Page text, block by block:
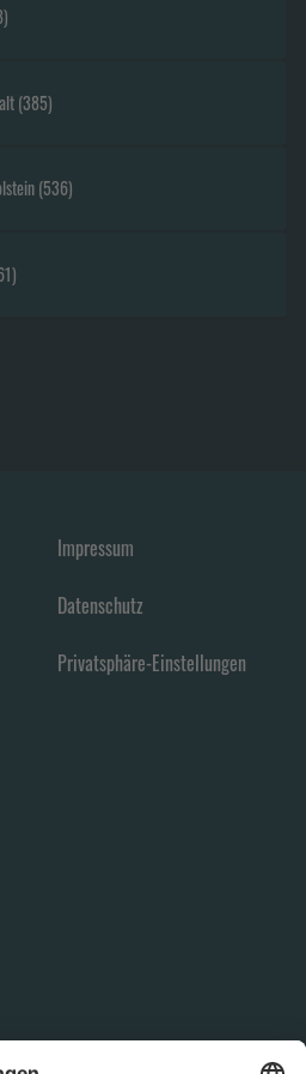
)
(385)
(536)
)
Impressum
Datenschutz
Privatsphäre-Einstellungen